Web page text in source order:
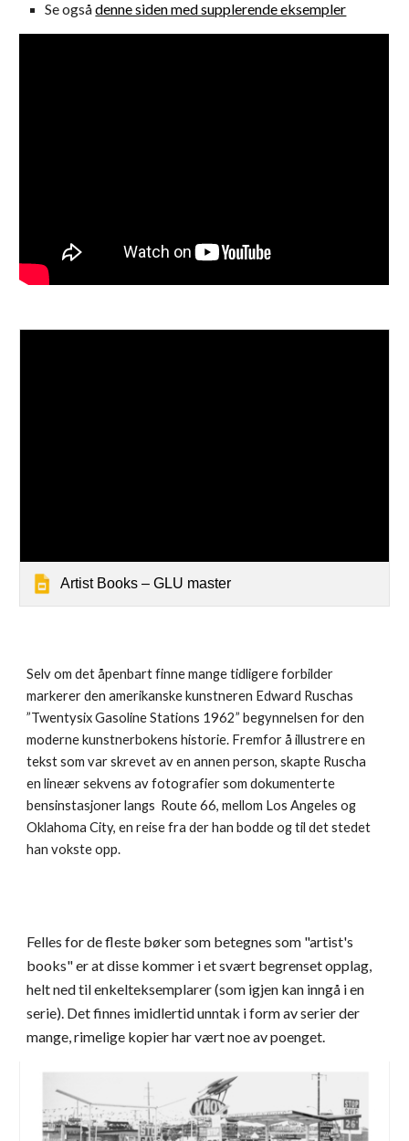
Se ogsådenne siden med supplerende eksempler
Artist Books – GLU master
Selv om det åpenbart finne mange tidligere forbilder
markerer den amerikanske kunstneren Edward Ruschas
”Twentysix Gasoline Stations 1962” begynnelsen forden
moderne kunstnerbokens historie. Fremfor å illustrere en
tekst som var skrevet av en annen person, skapte Ruscha
en lineær sekvens av fotografier som dokumenterte
bensinstasjoner langs Route 66, mellom Los Angeles og
Oklahoma City, en reise fra der han bodde og til det stedet
han vokste opp.
Felles for de fleste bøker som betegnes som "artist's
books" er at disse kommer i et svært begrenset opplag,
helt ned til enkelteksemplarer (som igjen kan inngå i en
serie). Det finnes imidlertid unntak i form av serier der
mange, rimelige kopier har vært noe av poenget.